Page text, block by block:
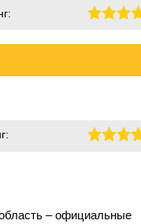
– официальные